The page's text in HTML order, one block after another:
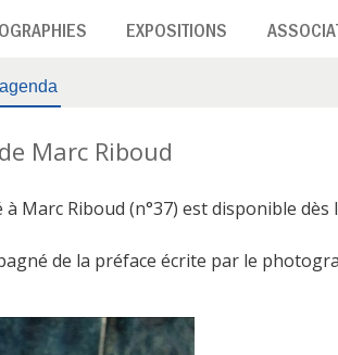
EXPOSITIONS
agenda
Marc Riboud
Marc Riboud (n°37) est disponible dès
de la préface écrite par le